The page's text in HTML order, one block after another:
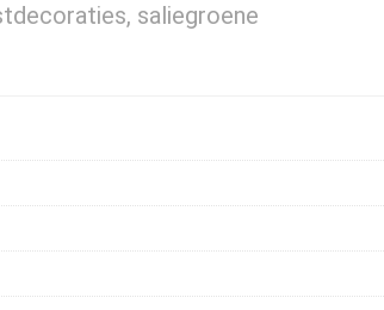
saliegroene